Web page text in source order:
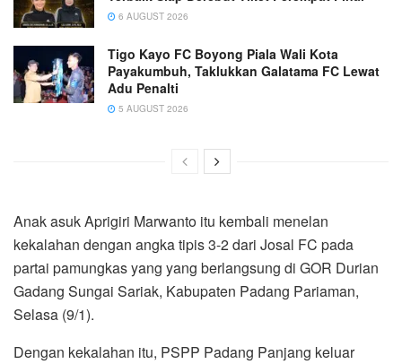
6 AUGUST 2026
Tigo Kayo FC Boyong Piala Wali Kota
Payakumbuh, Taklukkan Galatama FC Lewat
Adu Penalti
5 AUGUST 2026
Anak asuk Aprigiri Marwanto itu kembali menelan
kekalahan dengan angka tipis 3-2 dari Josal FC pada
partai pamungkas yang yang berlangsung di GOR Durian
Gadang Sungai Sariak, Kabupaten Padang Pariaman,
Selasa (9/1).
Dengan kekalahan itu, PSPP Padang Panjang keluar